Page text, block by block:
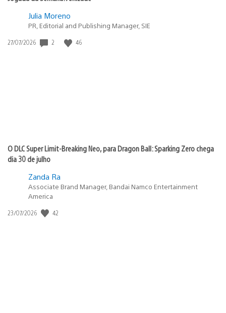
Julia Moreno
PR, Editorial and Publishing Manager, SIE
Data
27/07/2026 2 46
O DLC Super Limit-Breaking Neo, para Dragon Ball: Sparking Zero chega
dia 30 de julho
Zanda Ra
Associate Brand Manager, Bandai Namco Entertainment
America
Data
23/07/2026 42